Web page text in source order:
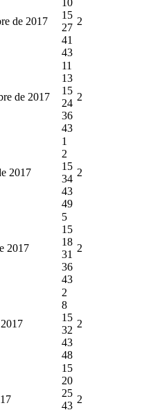
de 2017
15
27
41
43
2
de 2017
11
13
15
24
36
43
2
2017
1
2
15
34
43
49
2
2017
5
15
18
31
36
43
2
2
8
15
32
43
48
2
15
20
25
43
2